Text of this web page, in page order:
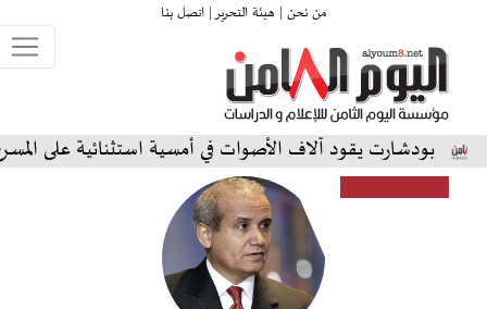
من نحن | هيئة التحرير |اتصل بنا
يقود آلاف الأصوات في أمسية استثنائية على المسرح